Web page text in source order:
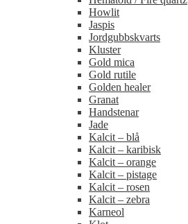
Howlit
Jaspis
Jordgubbskvarts
Kluster
Gold mica
Gold rutile
Golden healer
Granat
Handstenar
Jade
Kalcit – blå
Kalcit – karibisk
Kalcit – orange
Kalcit – pistage
Kalcit – rosen
Kalcit – zebra
Karneol